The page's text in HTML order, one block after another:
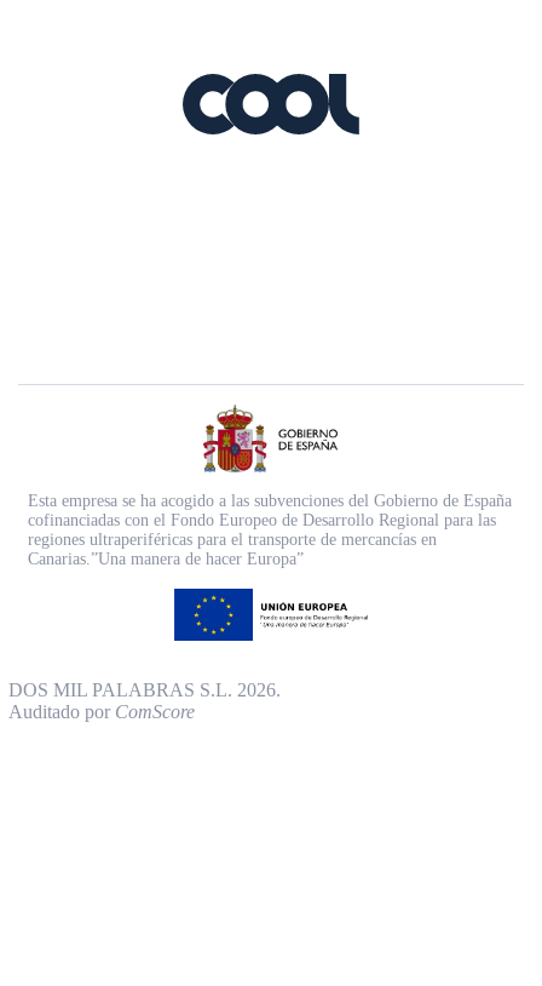
Esta empresa se ha acogido a las subvenciones del Gobierno de España
cofinanciadas con el Fondo Europeo de Desarrollo Regional para las
regiones ultraperiféricas para el transporte de mercancías en
Canarias.”Una manera de hacer Europa”
DOS MIL PALABRAS S.L. 2026.
Auditado por ComScore